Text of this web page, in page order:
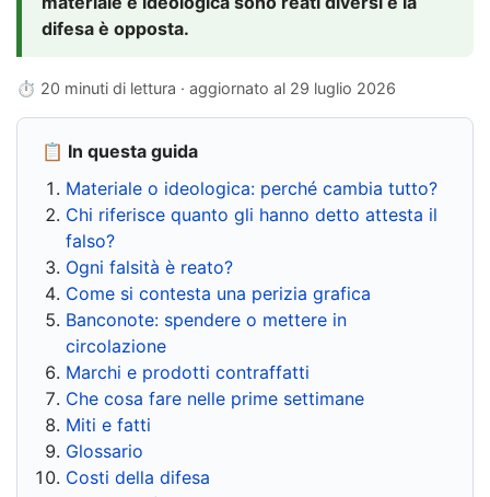
difesa è opposta.
⏱ 20 minuti di lettura · aggiornato al 29 luglio 2026
📋 In questa guida
Materiale o ideologica: perché cambia tutto?
Chi riferisce quanto gli hanno detto attesta il
falso?
Ogni falsità è reato?
Come si contesta una perizia grafica
Banconote: spendere o mettere in
circolazione
Marchi e prodotti contraffatti
Che cosa fare nelle prime settimane
Miti e fatti
Glossario
Costi della difesa